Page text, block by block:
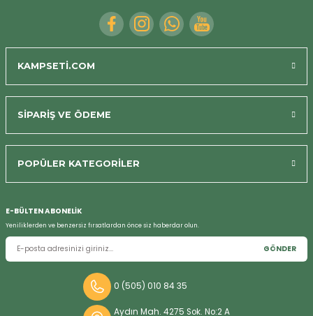
KAMPSETİ.COM
SİPARİŞ VE ÖDEME
POPÜLER KATEGORİLER
E-BÜLTEN ABONELİK
Yeniliklerden ve benzersiz fırsatlardan önce siz haberdar olun.
GÖNDER
0 (505) 010 84 35
Aydın Mah. 4275 Sok. No:2 A